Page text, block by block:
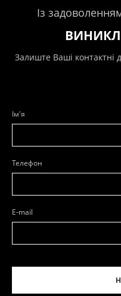
Із
Залиште Ваші контактні
Ім'я
Телефон
E-mail